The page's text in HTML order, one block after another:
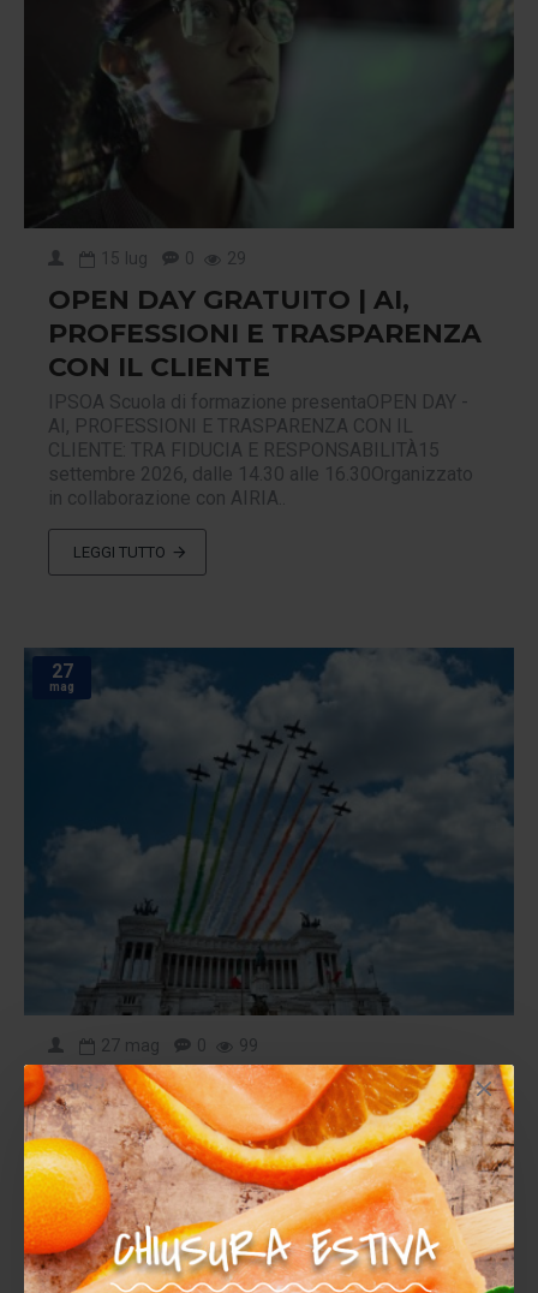
15 lug 0 29
OPEN DAY GRATUITO | AI,
PROFESSIONI E TRASPARENZA
CON IL CLIENTE
IPSOA Scuola di formazione presentaOPEN DAY -
AI, PROFESSIONI E TRASPARENZA CON IL
CLIENTE: TRA FIDUCIA E RESPONSABILITÀ15
settembre 2026, dalle 14.30 alle 16.30Organizzato
in collaborazione con AIRIA..
LEGGI TUTTO
27
mag
27 mag 0 99
AVVISO | Chiusura festiva
In occasione della Festa della Repubblica i nostri
uffici e la nostra libreria saranno chiusi nei seguenti
giorni:1-2 giugno 2026Lo Staff di Libreria Alesso vi
augura buon ponte!..
LEGGI TUTTO